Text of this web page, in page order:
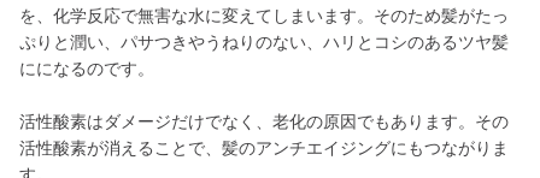
を、化学反応で無害な水に変えてしまいます。そのため髪がたっ
ぷりと潤い、パサつきやうねりのない、ハリとコシのあるツヤ髪
にになるのです。
活性酸素はダメージだけでなく、老化の原因でもあります。その
活性酸素が消えることで、髪のアンチエイジングにもつながりま